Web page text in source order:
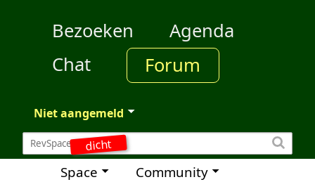
dicht
Bezoeken
Agenda
Chat
Forum
Niet aangemeld
Space Community